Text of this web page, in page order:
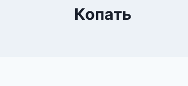
Копать